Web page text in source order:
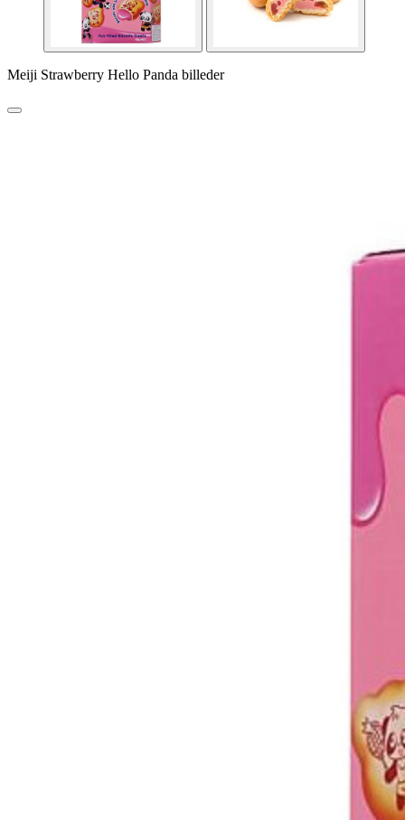
Meiji Strawberry Hello Panda billeder